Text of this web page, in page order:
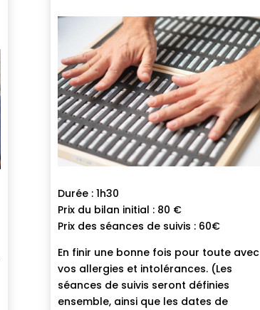
Durée : 1h30
Prix du bilan initial : 80 €
Prix des séances de suivis : 60€
En finir une bonne fois pour toute avec
vos allergies et intolérances. (Les
séances de suivis seront définies
ensemble, ainsi que les dates de